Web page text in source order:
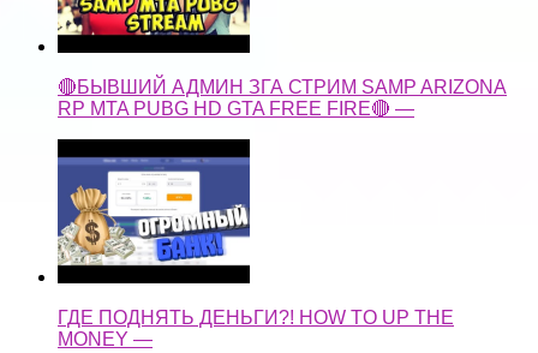
🔴БЫВШИЙ АДМИН ЗГА СТРИМ SAMP ARIZONA
RP MTA PUBG HD GTA FREE FIRE🔴 —
ГДЕ ПОДНЯТЬ ДЕНЬГИ?! HOW TO UP THE
MONEY —